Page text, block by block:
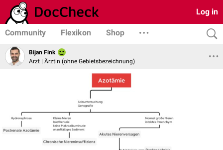
Log in
Community Flexikon Shop
Bijan Fink
Arzt | Ärztin (ohne Gebietsbezeichnung)